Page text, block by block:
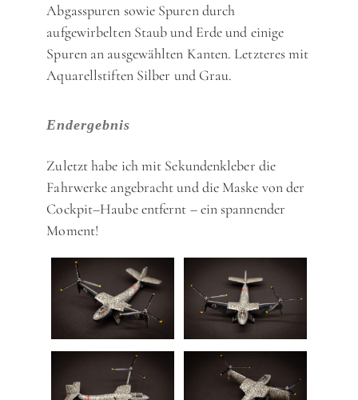
Abgasspuren sowie Spuren durch
aufgewirbelten Staub und Erde und einige
Spuren an ausgewählten Kanten. Letzteres mit
Aquarellstiften Silber und Grau.
Endergebnis
Zuletzt habe ich mit Sekundenkleber die
Fahrwerke angebracht und die Maske von der
Cockpit–Haube entfernt – ein spannender
Moment!